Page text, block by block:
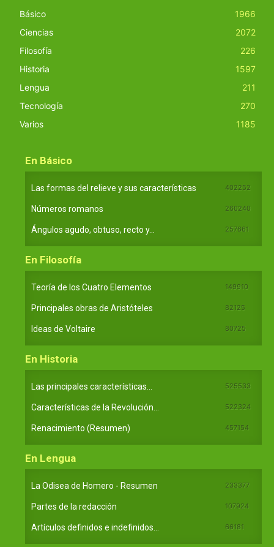
Básico
1966
Ciencias
2072
Filosofía
226
Historia
1597
Lengua
211
Tecnología
270
Varios
1185
En Básico
Las formas del relieve y sus características 402252
Números romanos 260240
Ángulos agudo, obtuso, recto y... 257661
En Filosofía
Teoría de los Cuatro Elementos 149910
Principales obras de Aristóteles 82125
Ideas de Voltaire 80725
En Historia
Las principales características... 525533
Características de la Revolución... 522324
Renacimiento (Resumen) 457154
En Lengua
La Odisea de Homero - Resumen 233377
Partes de la redacción 107924
Artículos definidos e indefinidos... 66181